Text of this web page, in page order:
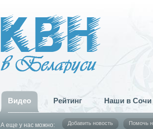
Видео Рейтинг Наши в Сочи
А еще у нас можно: Добавить новость Помочь